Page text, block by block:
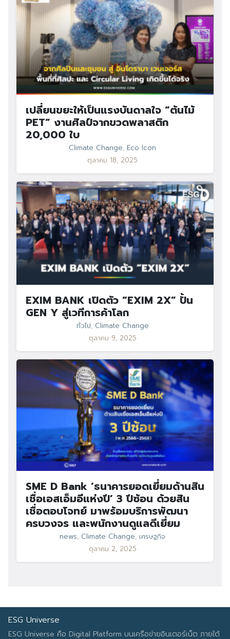
เปลี่ยนขยะให้เป็นแรงบันดาลใจ “ต้นไม้
PET” งานศิลป์จากขวดพลาสติก
20,000 ใบ
Climate Change, Eco Icon
ตุลาคม 18, 2025
EXIM BANK เปิดตัว “EXIM 2X” ปั้น
GEN Y สู่เวทีการค้าโลก
ทั่วไป, Climate Change
ตุลาคม 9, 2025
SME D Bank ‘ธนาคารยอดเยี่ยมด้านสิน
เชื่อเอสเอ็มอีแห่งปี’ 3 ปีซ้อน ด้วยสิน
เชื่อตอบโจทย์ มาพร้อมบริการพัฒนา
ครบวงจร และพนักงานดูแลดีเยี่ยม
news, Climate Change, เศรษฐกิจ
ตุลาคม 2, 2025
ESG Universe
ESG Universe คือ Digital Platform บนเครือข่ายอินเตอร์เน็ต ภายใต้